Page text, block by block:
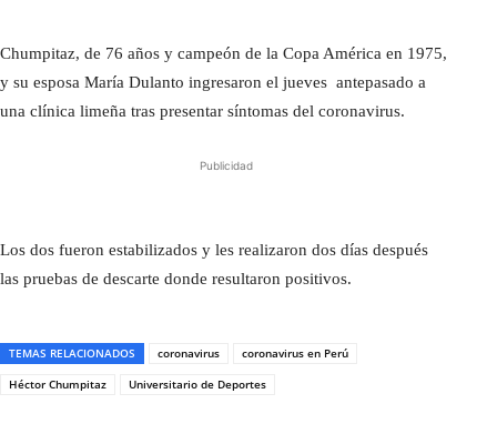
Chumpitaz, de 76 años y campeón de la Copa América en 1975,
y su esposa María Dulanto ingresaron el jueves antepasado a
una clínica limeña tras presentar síntomas del coronavirus.
Publicidad
Los dos fueron estabilizados y les realizaron dos días después
las pruebas de descarte donde resultaron positivos.
TEMAS RELACIONADOS coronavirus
coronavirus en Perú
Héctor Chumpitaz
Universitario de Deportes